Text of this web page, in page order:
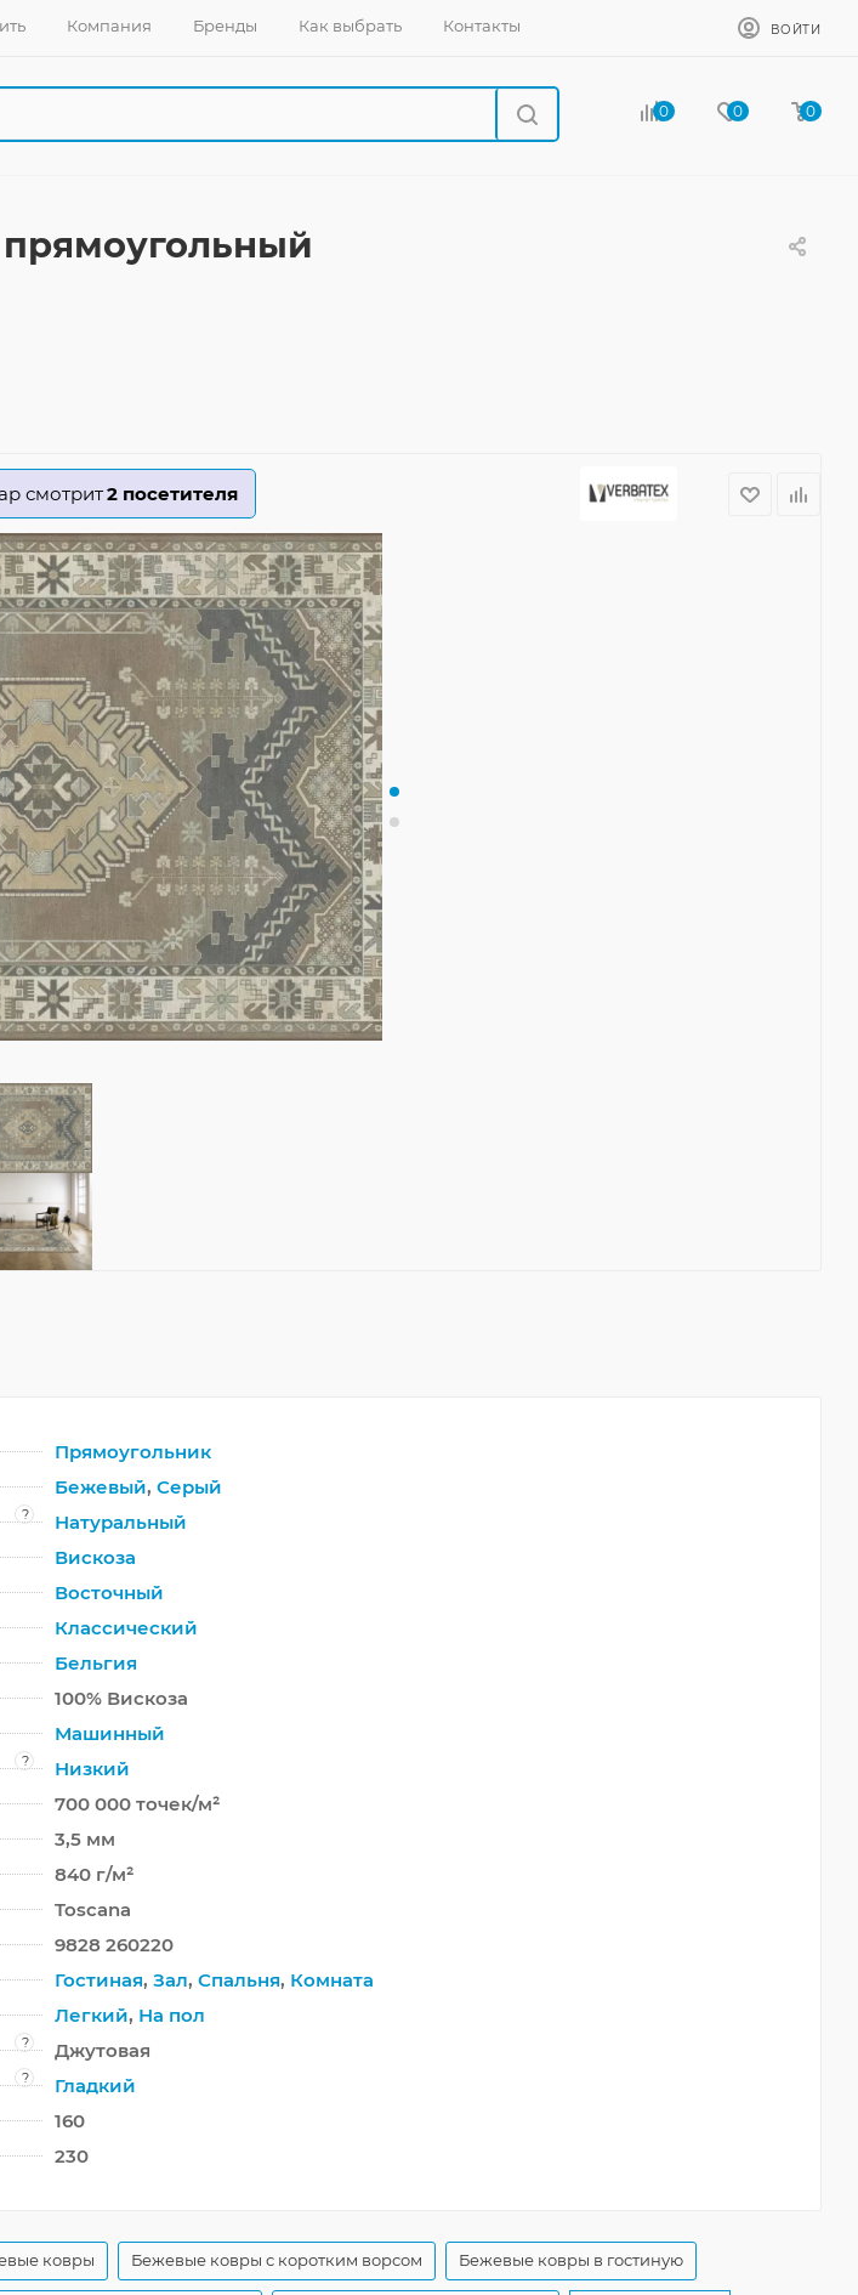
Компания Бренды Как выбрать Контакты ВОЙТИ
0 0 0
прямоугольный
смотрит2 посетителя
Прямоугольник
Бежевый, Серый
?
Натуральный
Вискоза
Восточный
Классический
Бельгия
100% Вискоза
Машинный
?
Низкий
700 000 точек/м²
3,5 мм
840 г/м²
Toscana
9828 260220
Гостиная, Зал, Спальня, Комната
Легкий, На пол
?
Джутовая
?
Гладкий
160
230
ковры Бежевые ковры с коротким ворсом Бежевые ковры в гостиную